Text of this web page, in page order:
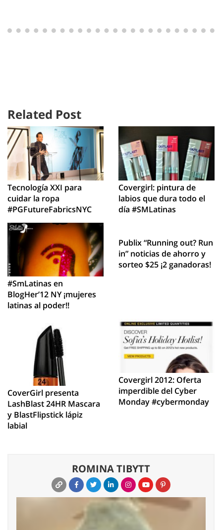
Related Post
Tecnología XXI para
cuidar la ropa
#PGFutureFabricsNYC
Covergirl: pintura de
labios que dura todo el
día #SMLatinas
#SmLatinas en
BlogHer’12 NY ¡mujeres
latinas al poder!!
Publix “Running out? Run
in” noticias de ahorro y
sorteo $25 ¡2 ganadoras!
CoverGirl presenta
LashBlast 24HR Mascara
y BlastFlipstick lápiz
labial
Covergirl 2012: Oferta
imperdible del Cyber
Monday #cybermonday
ROMINA TIBYTT